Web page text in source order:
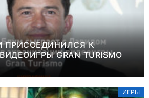
ПРИСОЕДИНИЛСЯ К
GRAN TURISMO
ИГРЫ